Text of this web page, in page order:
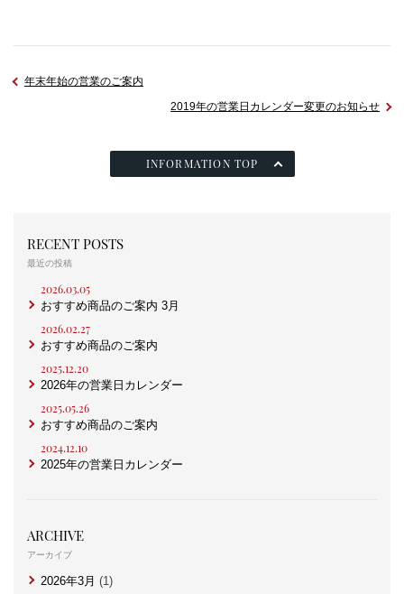
年末年始の営業のご案内
2019年の営業日カレンダー変更のお知らせ
INFORMATION TOP
RECENT POSTS
最近の投稿
2026.03.05
おすすめ商品のご案内 3月
2026.02.27
おすすめ商品のご案内
2025.12.20
2026年の営業日カレンダー
2025.05.26
おすすめ商品のご案内
2024.12.10
2025年の営業日カレンダー
ARCHIVE
アーカイブ
2026年3月 (1)